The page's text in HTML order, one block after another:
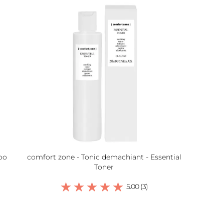
comfort zone - Tonic demachiant - Essential
Toner
5.00 (3)